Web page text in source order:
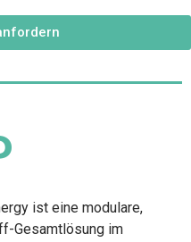
ist eine modulare,
Gesamtlösung im